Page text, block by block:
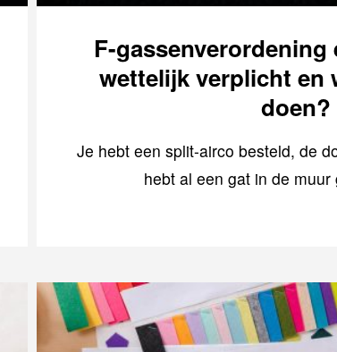
F-
wettelijk verplicht en
doen?
Je hebt een split-airco besteld, de
hebt al een gat in de